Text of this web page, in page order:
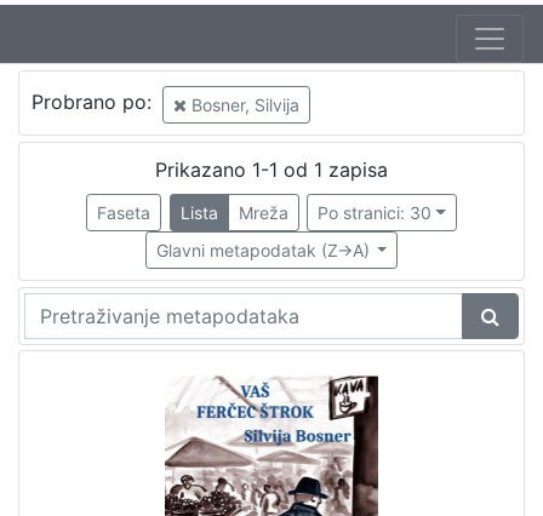
Probrano po: Bosner, Silvija
Prikazano 1-1 od 1 zapisa
Faseta Lista Mreža
Po stranici: 30
Glavni metapodatak (Z->A)